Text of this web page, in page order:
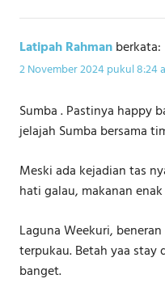
Latipah Rahmanberkata:
2 November 2024 pukul 8:24
Sumba . Pastinya happy
jelajah Sumba bersama
Meski ada kejadian tas
hati galau, makanan
Laguna Weekuri,
terpukau. Betah yaa
banget.